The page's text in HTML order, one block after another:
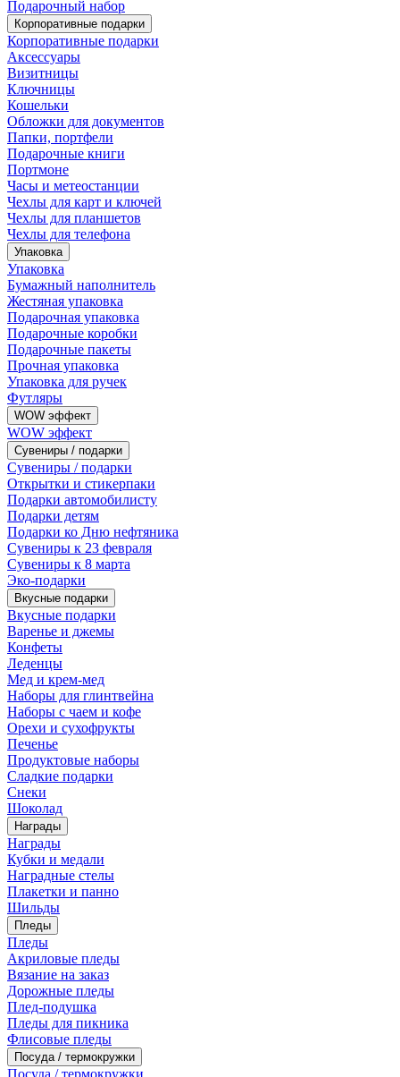
Подарочный набор
Корпоративные подарки
Корпоративные подарки
Аксессуары
Визитницы
Ключницы
Кошельки
Обложки для документов
Папки, портфели
Подарочные книги
Портмоне
Часы и метеостанции
Чехлы для карт и ключей
Чехлы для планшетов
Чехлы для телефона
Упаковка
Упаковка
Бумажный наполнитель
Жестяная упаковка
Подарочная упаковка
Подарочные коробки
Подарочные пакеты
Прочная упаковка
Упаковка для ручек
Футляры
WOW эффект
WOW эффект
Сувениры / подарки
Сувениры / подарки
Открытки и стикерпаки
Подарки автомобилисту
Подарки детям
Подарки ко Дню нефтяника
Сувениры к 23 февраля
Сувениры к 8 марта
Эко-подарки
Вкусные подарки
Вкусные подарки
Варенье и джемы
Конфеты
Леденцы
Мед и крем-мед
Наборы для глинтвейна
Наборы с чаем и кофе
Орехи и сухофрукты
Печенье
Продуктовые наборы
Сладкие подарки
Снеки
Шоколад
Награды
Награды
Кубки и медали
Наградные стелы
Плакетки и панно
Шильды
Пледы
Пледы
Акриловые пледы
Вязание на заказ
Дорожные пледы
Плед-подушка
Пледы для пикника
Флисовые пледы
Посуда / термокружки
Посуда / термокружки